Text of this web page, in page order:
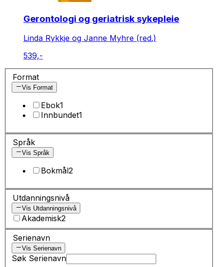
Gerontologi og geriatrisk sykepleie
Linda Rykkje og Janne Myhre (red.)
539,-
Format
Vis Format
Ebok1
Innbundet1
Språk
Vis Språk
Bokmål2
Utdanningsnivå
Vis Utdanningsnivå
Akademisk2
Serienavn
Vis Serienavn
Søk Serienavn